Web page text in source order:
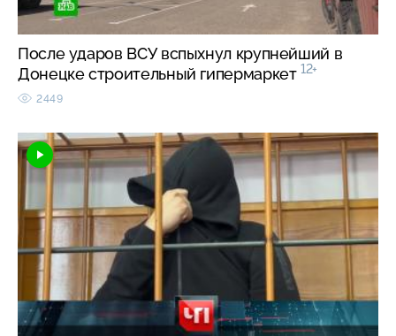
После ударов ВСУ вспыхнул крупнейший в
Донецке строительный гипермаркет 12+
2449